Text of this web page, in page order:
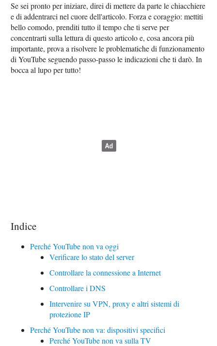
Se sei pronto per iniziare, direi di mettere da parte le chiacchiere
e di addentrarci nel cuore dell'articolo. Forza e coraggio: mettiti
bello comodo, prenditi tutto il tempo che ti serve per
concentrarti sulla lettura di questo articolo e, cosa ancora più
importante, prova a risolvere le problematiche di funzionamento
di YouTube seguendo passo-passo le indicazioni che ti darò. In
bocca al lupo per tutto!
Indice
Perché YouTube non va oggi
Verificare lo stato del server
Controllare la connessione a Internet
Controllare i DNS
Intervenire su VPN, proxy e altri sistemi di
protezione IP
Perché YouTube non va: dispositivi specifici
Perché YouTube non va sulla TV